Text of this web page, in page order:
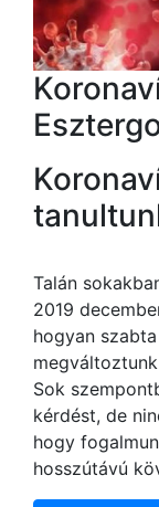
Talán
2019
hogyan
Sok
kérdést, de
hogy
hosszútávú